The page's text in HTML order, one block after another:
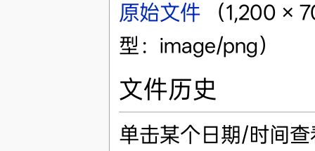
原始文件‎
（1,200 ×
型：image/png）
文件历史
单击某个日期/时间